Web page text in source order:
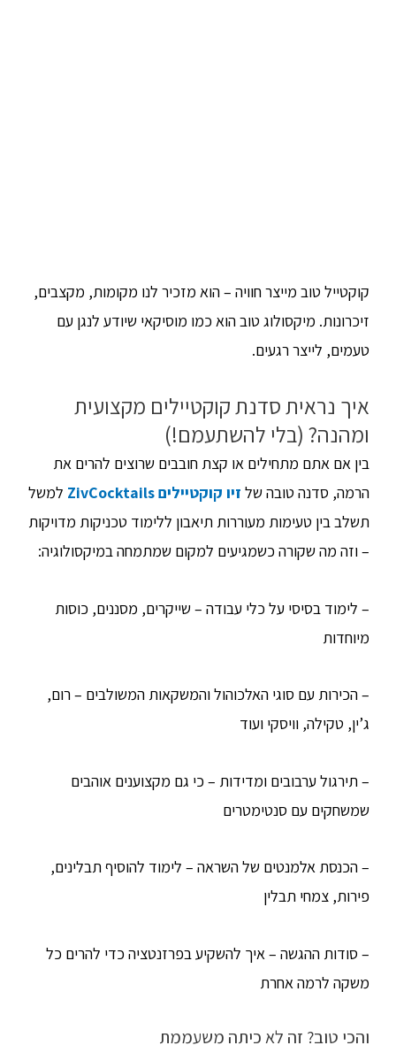
קוקטייל טוב מייצר חוויה – הוא מזכיר לנו מקומות, מקצבים,
זיכרונות. מיקסולוג טוב הוא כמו מוסיקאי שיודע לנגן עם
טעמים, לייצר רגעים.
איך נראית סדנת קוקטיילים מקצועית
ומהנה? (בלי להשתעמם!)
בין אם אתם מתחילים או קצת חובבים שרוצים להרים את
הרמה, סדנה טובה של זיו קוקטיילים ZivCocktails
למשל
תשלב בין טעימות מעוררות תיאבון ללימוד טכניקות מדויקות
– וזה מה שקורה כשמגיעים למקום שמתמחה במיקסולוגיה:
– לימוד בסיסי על כלי עבודה – שייקרים, מסננים, כוסות
מיוחדות
– הכירות עם סוגי האלכוהול והמשקאות המשולבים – רום,
ג’ין, טקילה, וויסקי ועוד
– תירגול ערבובים ומדידות – כי גם מקצוענים אוהבים
שמשחקים עם סנטימטרים
– הכנסת אלמנטים של השראה – לימוד להוסיף תבלינים,
פירות, צמחי תבלין
– סודות ההגשה – איך להשקיע בפרזנטציה כדי להרים כל
משקה לרמה אחרת
והכי טוב? זה לא כיתה משעממת